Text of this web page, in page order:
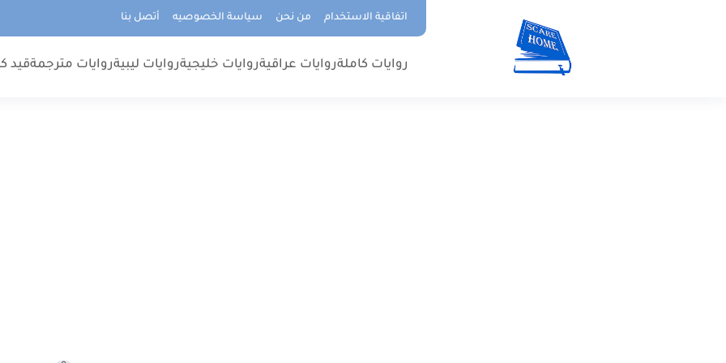
اتفاقية الاستخدام من نحن سياسة الخصوصيه أتصل بنا
روايات كاملةروايات عراقيةروايات خليجيةروايات ليبيةروايات مترجمةقيد